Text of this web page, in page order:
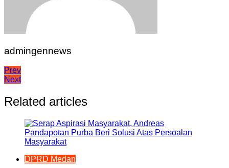
admingennews
Navigasi
pos
Prev
Next
Related articles
DPRD Medan